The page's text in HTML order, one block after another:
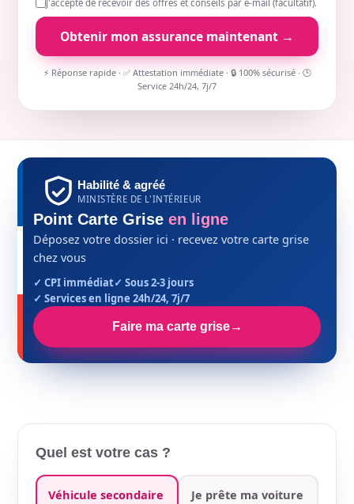
J'accepte de recevoir des offres et conseils par e-mail (facultatif).
Obtenir mon assurance maintenant →
⚡ Réponse rapide · ✅ Attestation immédiate · 🔒 100% sécurisé · 🕒
Service 24h/24, 7j/7
Habilité & agréé
MINISTÈRE DE L'INTÉRIEUR
Point Carte Grise en ligne
Déposez votre dossier ici · recevez votre carte grise
chez vous
✓ CPI immédiat✓ Sous 2-3 jours
✓ Services en ligne 24h/24, 7j/7
Faire ma carte grise→
Quel est votre cas ?
Véhicule secondaire Je prête ma voiture